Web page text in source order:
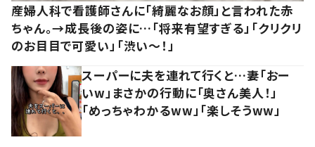
産婦人科で看護師さんに「綺麗なお顔」と言われた赤
ちゃん。→成長後の姿に…「将来有望すぎる」「クリクリ
のお目目で可愛い」「渋い～！」
スーパーに夫を連れて行くと…妻「おー
いw」まさかの行動に「奥さん美人！」
「めっちゃわかるww」「楽しそうww」